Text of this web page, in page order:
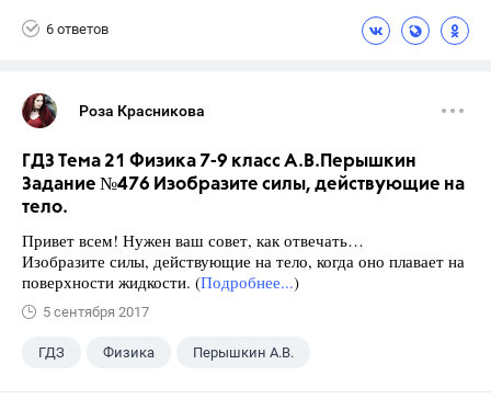
6 ответов
Роза Красникова
ГДЗ Тема 21 Физика 7-9 класс А.В.Перышкин
Задание №476 Изобразите силы, действующие на
тело.
Привет всем! Нужен ваш совет, как отвечать…
Изобразите силы, действующие на тело, когда оно плавает на
поверхности жидкости. (Подробнее...)
5 сентября 2017
ГДЗ Физика Перышкин А.В.